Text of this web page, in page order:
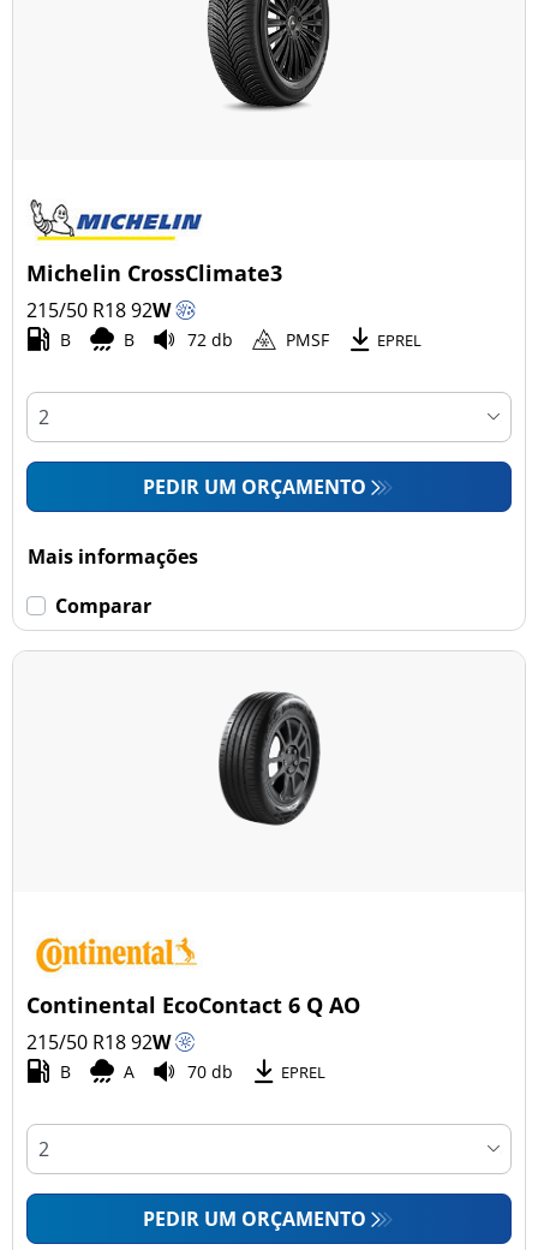
Michelin CrossClimate3
215/50 R1892W
B B 72 db PMSF EPREL
PEDIR UM ORÇAMENTO
Mais informações
Comparar
Continental EcoContact 6 Q AO
215/50 R1892W
B A 70 db EPREL
PEDIR UM ORÇAMENTO